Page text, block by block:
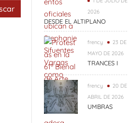
2026
DESDE EL ALTIPLANO
frency
23 DE
MAYO DE 2026
TRANCES I
frency
20 DE
ABRIL DE 2026
UMBRAS